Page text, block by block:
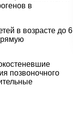
в
в возрасте до 6
позвоночного